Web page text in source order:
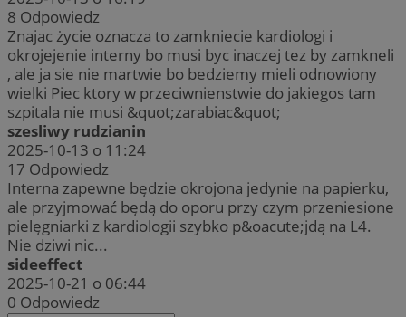
8 Odpowiedz
Znajac życie oznacza to zamkniecie kardiologi i
okrojejenie interny bo musi byc inaczej tez by zamkneli
, ale ja sie nie martwie bo bedziemy mieli odnowiony
wielki Piec ktory w przeciwnienstwie do jakiegos tam
szpitala nie musi &quot;zarabiac&quot;
szesliwy rudzianin
2025-10-13 o 11:24
17 Odpowiedz
Interna zapewne będzie okrojona jedynie na papierku,
ale przyjmować będą do oporu przy czym przeniesione
pielęgniarki z kardiologii szybko p&oacute;jdą na L4.
Nie dziwi nic...
sideeffect
2025-10-21 o 06:44
0 Odpowiedz